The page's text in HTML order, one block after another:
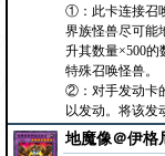
①：此卡连接召
界族怪兽尽可能
升其数量×500
特殊召唤怪兽。
②：对手发动卡
以发动。将该发
地魔像＠伊格